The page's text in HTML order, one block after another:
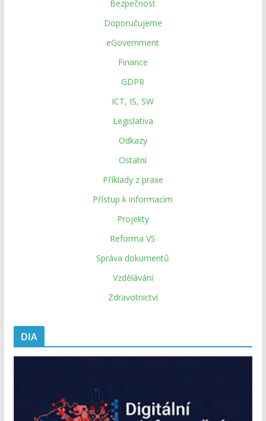
Bezpečnost
Doporučujeme
eGovernment
Finance
GDPR
ICT, IS, SW
Legislativa
Odkazy
Ostatní
Příklady z praxe
Přístup k informacím
Projekty
Reforma VS
Správa dokumentů
Vzdělávání
Zdravotnictví
DIA